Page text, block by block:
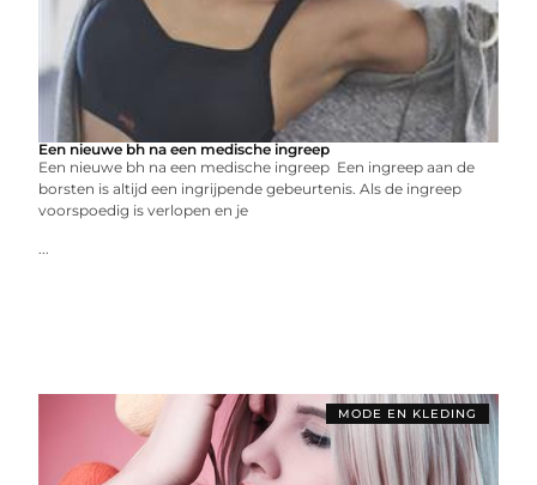
Een nieuwe bh na een medische ingreep
Een nieuwe bh na een medische ingreep Een ingreep aan de
borsten is altijd een ingrijpende gebeurtenis. Als de ingreep
voorspoedig is verlopen en je
...
MODE EN KLEDING